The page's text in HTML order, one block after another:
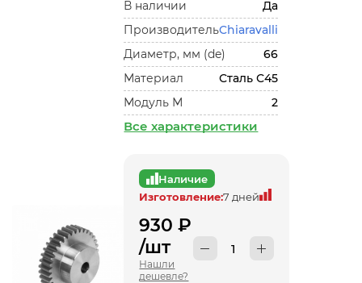
В наличии
Да
ПроизводительChiaravalli
Диаметр, мм (de)
66
Материал
Сталь С45
Модуль М
2
Все характеристики
Наличие
Изготовление:7 дней
930 ₽
/шт
Нашли
дешевле?